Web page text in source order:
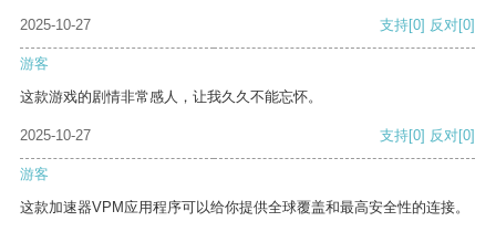
2025-10-27 支持[0] 反对[0]
游客
这款游戏的剧情非常感人，让我久久不能忘怀。
2025-10-27 支持[0] 反对[0]
游客
这款加速器VPM应用程序可以给你提供全球覆盖和最高安全性的连接。